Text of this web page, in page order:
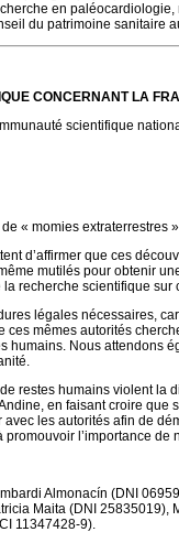
en
du patrimoine sanitaire
CONCERNANT LA
scientifique
« momies
d’affirmer que ces
mutilés pour obtenir
recherche scientifique sur
légales nécessaires,
mêmes autorités
humains. Nous
restes humains violent la
en faisant croire
les autorités afin de
l’importance
Almonacín (DNI
Maita (DNI
11347428-9).